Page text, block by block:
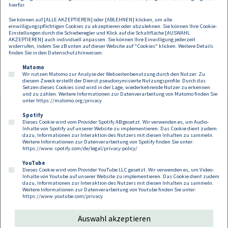
Standard International – die in der Entscheidung geforderte "
DORDA unterstützt Sie gerne bei der Prüfung und Durchsetzung Ihres
Rechts auf freien Zugang zu den relevanten harmonisierten
europäischen technischen Normen.
Footer
Kontakt Datenschutz
Impressum
Compliance
Cookies
hierfür.
Sie können auf [ALLE AKZEPTIEREN] oder [ABLEHNEN] klicken, um alle
einwilligungspflichtigen Cookies zu akzeptieren oder abzulehnen. Sie können Ihre Cookie-
Einstellungen durch die Schieberegler und Klick auf die Schaltfläche [AUSWAHL
AKZEPTIEREN] auch individuell anpassen. Sie können Ihre Einwilligung jederzeit
widerrufen, indem Sie zB unten auf dieser Website auf "Cookies" klicken. Weitere Details
finden Sie in den Datenschutzhinweisen.
Matomo
Wir nutzen Matomo zur Analyse der Webseitenbenutzung durch den Nutzer. Zu
diesem Zweck erstellt der Dienst pseudonymisierte Nutzungsprofile. Durch das
Setzen dieses Cookies sind wird in der Lage, wiederkehrende Nutzer zu erkennen
und zu zählen. Weitere Informationen zur Datenverarbeitung von Matomo finden Sie
unter https://matomo.org/privacy
Spotify
Dieses Cookie wird vom Provider Spotify AB gesetzt. Wir verwenden es, um Audio-
Inhalte von Spotify auf unserer Website zu implementieren. Das Cookie dient zudem
dazu, Informationen zur Interaktion des Nutzers mit diesen Inhalten zu sammeln.
Weitere Informationen zur Datenverarbeitung von Spotify finden Sie unter:
https://www.spotify.com/de/legal/privacy-policy/
YouTube
Dieses Cookie wird vom Provider YouTube LLC gesetzt. Wir verwenden es, um Video-
Inhalte von Youtube auf unserer Website zu implementieren. Das Cookie dient zudem
dazu, Informationen zur Interaktion des Nutzers mit diesen Inhalten zu sammeln.
Weitere Informationen zur Datenverarbeitung von Youtube finden Sie unter:
https://www.youtube.com/privacy
Auswahl akzeptieren
Follow us on: